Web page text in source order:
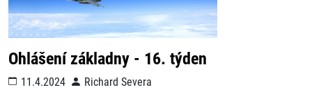
Ohlášení základny - 16. týden
11.4.2024
Richard Severa